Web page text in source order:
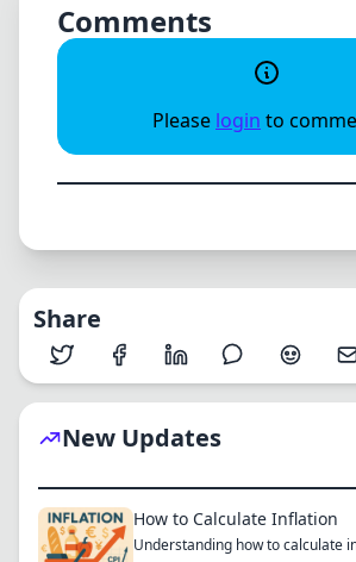
Comments
Please login to
Share
New Updates
How to Calculate Inflation
Understanding how to calculate